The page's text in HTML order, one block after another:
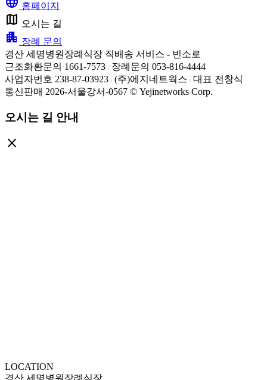
홈페이지
map 오시는 길
apartment 장례 문의
경산 세명병원장례식장 직배송 서비스 - 빈소로
근조화환문의 1661-7573
장례문의 053-816-4444
사업자번호 238-87-03923 (주)에지네트웍스
대표 전창식
통신판매 2026-서울강서-0567 © Yejinetworks Corp.
오시는 길 안내
close
LOCATION